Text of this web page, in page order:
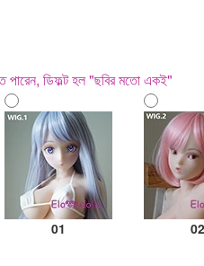
পারেন, ডিফল্ট হল "ছবির মতো একই"
01 02